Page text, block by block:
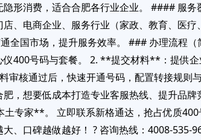
形消费，适合合肥各行业企业。 #### 服
、电商企业、服务行业（家政、教育、医
全国市场，提升服务效率。 ### 办理流程
400号码与套餐。 2. **提交材料**：提供
核通过后，快速开通号码，配置转接规则
肥，想要低成本打造专业客服热线、提升品
专家**。 立即联系新格通达，抢占优质
、口碑越做越好！ ? 咨询热线：4008-535-